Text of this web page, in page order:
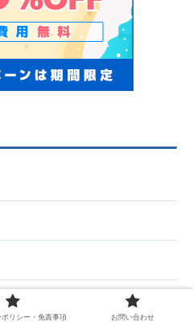
ポリシー・免責事項 お問い合わせ